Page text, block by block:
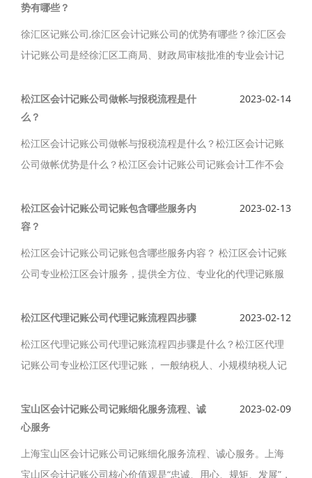
势有哪些？
徐汇区记账公司,徐汇区会计记账公司的优势有哪些？徐汇区会
计记账公司是经徐汇区工商局、财政局审核批准的专业会计记
许可证的办理、建帐建制、代理记账、纳税申报服务。
松江区会计记账公司做帐与报税流程是什
么？
2023-02-14
松江区会计记账公司做帐与报税流程是什么？松江区会计记账
公司做帐优势是什么？松江区会计记账公司记账会计工作不会
账公司会计人员的品德、水平过硬。
松江区会计记账公司记账包含哪些服务内
容？
2023-02-13
松江区会计记账公司记账包含哪些服务内容？ 松江区会计记账
公司专业松江区会计服务，提供全方位、专业化的代理记账服
户票据、编制记账凭证等服务。
松江区代理记账公司代理记账流程四步骤
2023-02-12
松江区代理记账公司代理记账流程四步骤是什么？松江区代理
记账公司专业松江区代理记账， 一般纳税人、小规模纳税人记
登记，报税软件的购买，公司注册、 营业执照年检年审服务。
宝山区会计记账公司记账细化服务流程、诚
心服务
2023-02-09
上海宝山区会计记账公司记账细化服务流程、诚心服务。上海
宝山区会计记账公司核心价值观是“忠诚、用心、规矩、发展”，